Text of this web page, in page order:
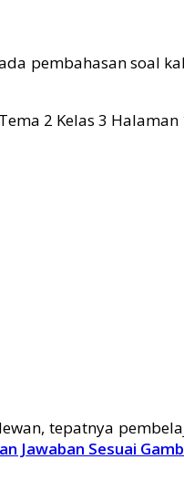
pembahasan soal
tepatnya
Jawaban Sesuai